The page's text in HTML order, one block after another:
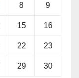
8 9
15 16
22 23
29 30